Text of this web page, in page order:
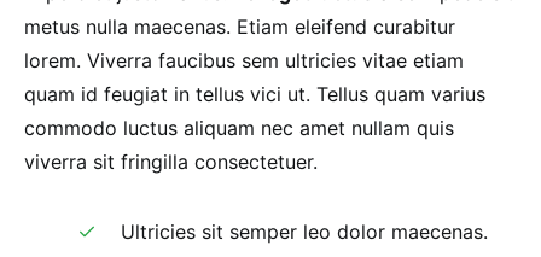
metus nulla maecenas. Etiam eleifend curabitur
lorem. Viverra faucibus sem ultricies vitae etiam
quam id feugiat in tellus vici ut. Tellus quam varius
commodo luctus aliquam nec amet nullam quis
viverra sit fringilla consectetuer.
Ultricies sit semper leo dolor maecenas.